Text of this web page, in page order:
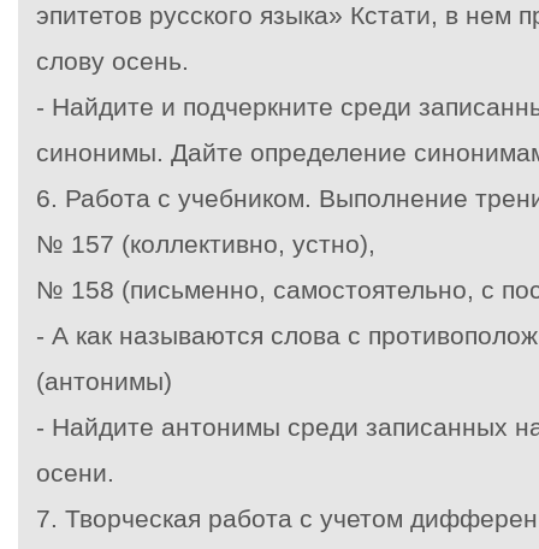
эпитетов русского языка» Кстати, в нем
слову осень.
- Найдите и подчеркните среди
синонимы. Дайте определение
6. Работа с учебником. Выполнение
№ 157 (коллективно, устно),
№ 158 (письменно, самостоятельно, с
- А как называются слова с
(антонимы)
- Найдите антонимы среди записанных
осени.
7. Творческая работа с учетом